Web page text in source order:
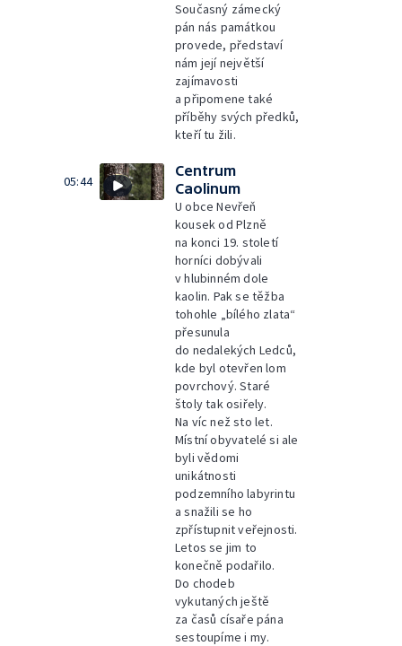
Současný zámecký
pán nás památkou
provede, představí
nám její největší
zajímavosti
a připomene také
příběhy svých předků,
kteří tu žili.
05:44
Centrum
Caolinum
U obce Nevřeň
kousek od Plzně
na konci 19. století
horníci dobývali
v hlubinném dole
kaolin. Pak se těžba
tohohle „bílého zlata“
přesunula
do nedalekých Ledců,
kde byl otevřen lom
povrchový. Staré
štoly tak osiřely.
Na víc než sto let.
Místní obyvatelé si ale
byli vědomi
unikátnosti
podzemního labyrintu
a snažili se ho
zpřístupnit veřejnosti.
Letos se jim to
konečně podařilo.
Do chodeb
vykutaných ještě
za časů císaře pána
sestoupíme i my.